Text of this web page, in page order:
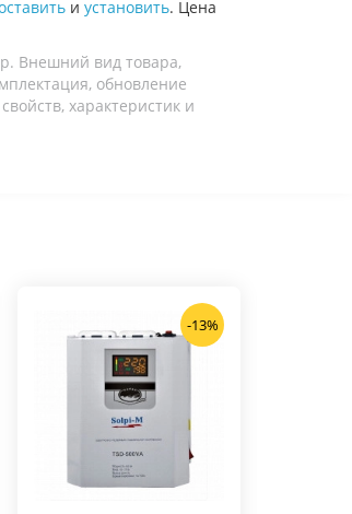
и установить. Цена
Внешний вид товара,
обновление
характеристик и
-13%